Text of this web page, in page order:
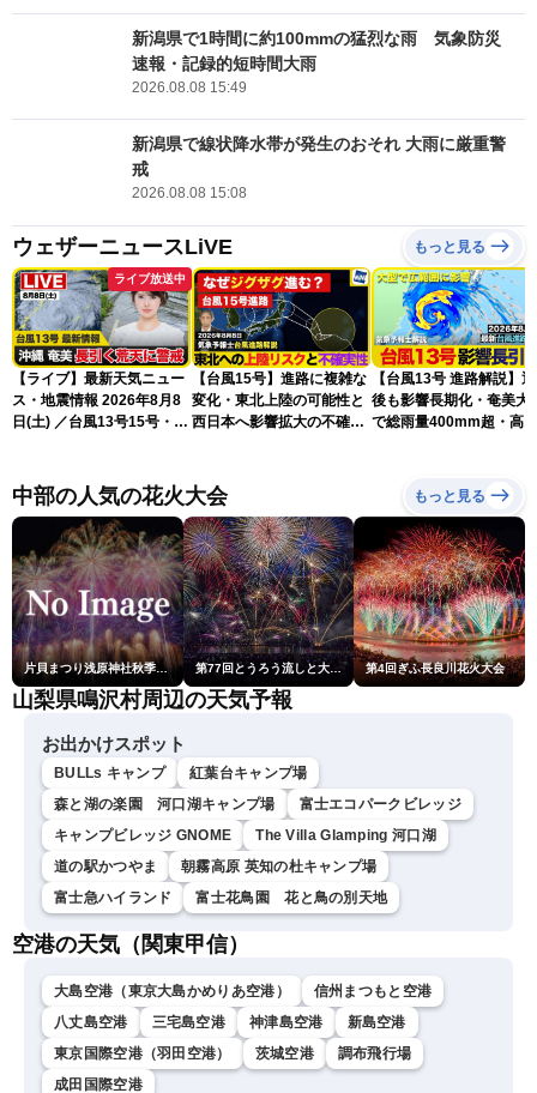
新潟県で1時間に約100mmの猛烈な雨 気象防災
速報・記録的短時間大雨
2026.08.08 15:49
新潟県で線状降水帯が発生のおそれ 大雨に厳重警
戒
2026.08.08 15:08
ウェザーニュースLiVE もっと見る
ライブ放送中
【ライブ】最新天気ニュー
ス・地震情報 2026年8月8
日(土) ／台風13号15号・ゲ
ニュースLiVEイブニング・
小川千奈／芳野達郎〉
【台風15号】進路に複雑な
変化・東北上陸の可能性と
西日本へ影響拡大の不確実
【台風13号 進路解説】
後も影響長期化・奄美大
で総雨量400mm超・高波
中部の人気の花火大会 もっと見る
片貝まつり浅原神社秋季例大祭奉納大煙火 第77回とうろう流しと大花火大会 第4回ぎふ長良川花火大会
山梨県鳴沢村周辺の天気予報
お出かけスポット
BULLs キャンプ
紅葉台キャンプ場
森と湖の楽園 河口湖キャンプ場
富士エコパークビレッジ
キャンプビレッジ GNOME
The Villa Glamping 河口湖
道の駅かつやま
朝霧高原 英知の杜キャンプ場
富士急ハイランド
富士花鳥園 花と鳥の別天地
空港の天気（関東甲信）
大島空港（東京大島かめりあ空港）
信州まつもと空港
八丈島空港
三宅島空港 神津島空港
新島空港
東京国際空港（羽田空港）
茨城空港
調布飛行場
成田国際空港